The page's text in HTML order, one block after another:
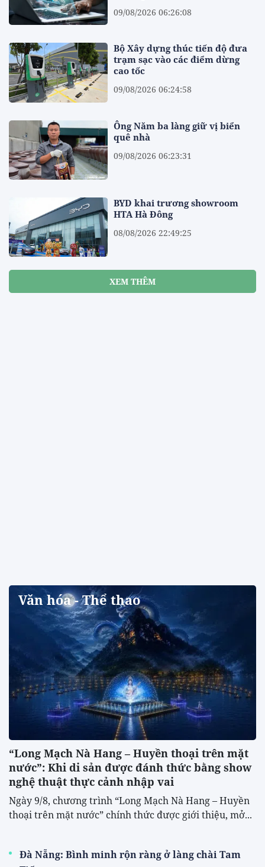
09/08/2026 06:26:08
Bộ Xây dựng thúc tiến độ đưa
trạm sạc vào các điểm dừng
cao tốc
09/08/2026 06:24:58
Ông Năm ba làng giữ vị biển
quê nhà
09/08/2026 06:23:31
BYD khai trương showroom
HTA Hà Đông
08/08/2026 22:49:25
XEM THÊM
Văn hóa - Thể thao
“Long Mạch Nà Hang – Huyền thoại trên mặt
nước”: Khi di sản được đánh thức bằng show
nghệ thuật thực cảnh nhập vai
Ngày 9/8, chương trình “Long Mạch Nà Hang – Huyền
thoại trên mặt nước” chính thức được giới thiệu, mở...
Đà Nẵng: Bình minh rộn ràng ở làng chài Tam